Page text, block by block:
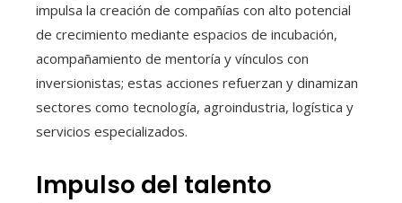
impulsa la creación de compañías con alto potencial
de crecimiento mediante espacios de incubación,
acompañamiento de mentoría y vínculos con
inversionistas; estas acciones refuerzan y dinamizan
sectores como tecnología, agroindustria, logística y
servicios especializados.
Impulso del talento